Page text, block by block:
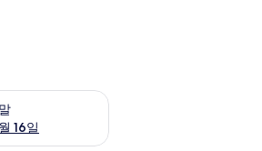
16일
확인, 8월 14일 ~ 8월 16일